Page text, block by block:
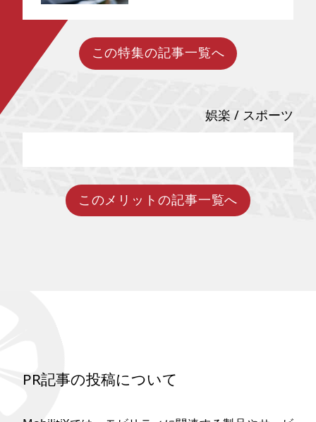
モビリティの魅力や特徴をご紹
介したいと思います。 2026年
以降、どんな乗用具が市場に出
入や、完全自動運転の実現目処
について解説したいと思いま
す。
近年主流になりつつあるEVカ
ー。レンタカー市場でも導入が
前に乗り心地を体験するために
利用する人が増えているのだと
か。 EVレンタカーは果たしてお
て、詳しく紐解いていきたいと
思います。
この特集の記事一覧へ
娯楽 / スポーツ
このメリットの記事一覧へ
PR記事の投稿について